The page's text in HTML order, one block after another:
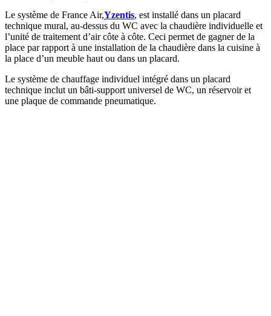
Le système de France Air,Yzentis, est installé dans un placard
technique mural, au-dessus du WC avec la chaudière individuelle et
l’unité de traitement d’air côte à côte. Ceci permet de gagner de la
place par rapport à une installation de la chaudière dans la cuisine à
la place d’un meuble haut ou dans un placard.
Le système de chauffage individuel intégré dans un placard
technique inclut un bâti-support universel de WC, un réservoir et
une plaque de commande pneumatique.